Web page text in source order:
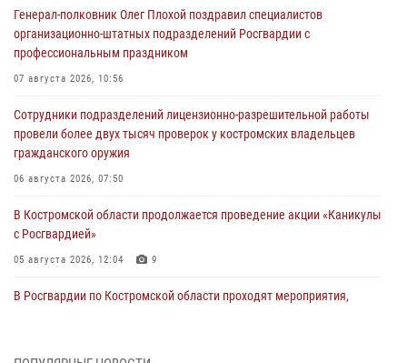
Генерал-полковник Олег Плохой поздравил специалистов
организационно-штатных подразделений Росгвардии с
профессиональным праздником
07 августа 2026, 10:56
Сотрудники подразделений лицензионно-разрешительной работы
провели более двух тысяч проверок у костромских владельцев
гражданского оружия
06 августа 2026, 07:50
В Костромской области продолжается проведение акции «Каникулы
с Росгвардией»
05 августа 2026, 12:04 9
В Росгвардии по Костромской области проходят мероприятия,
04 августа 2026, 11:35